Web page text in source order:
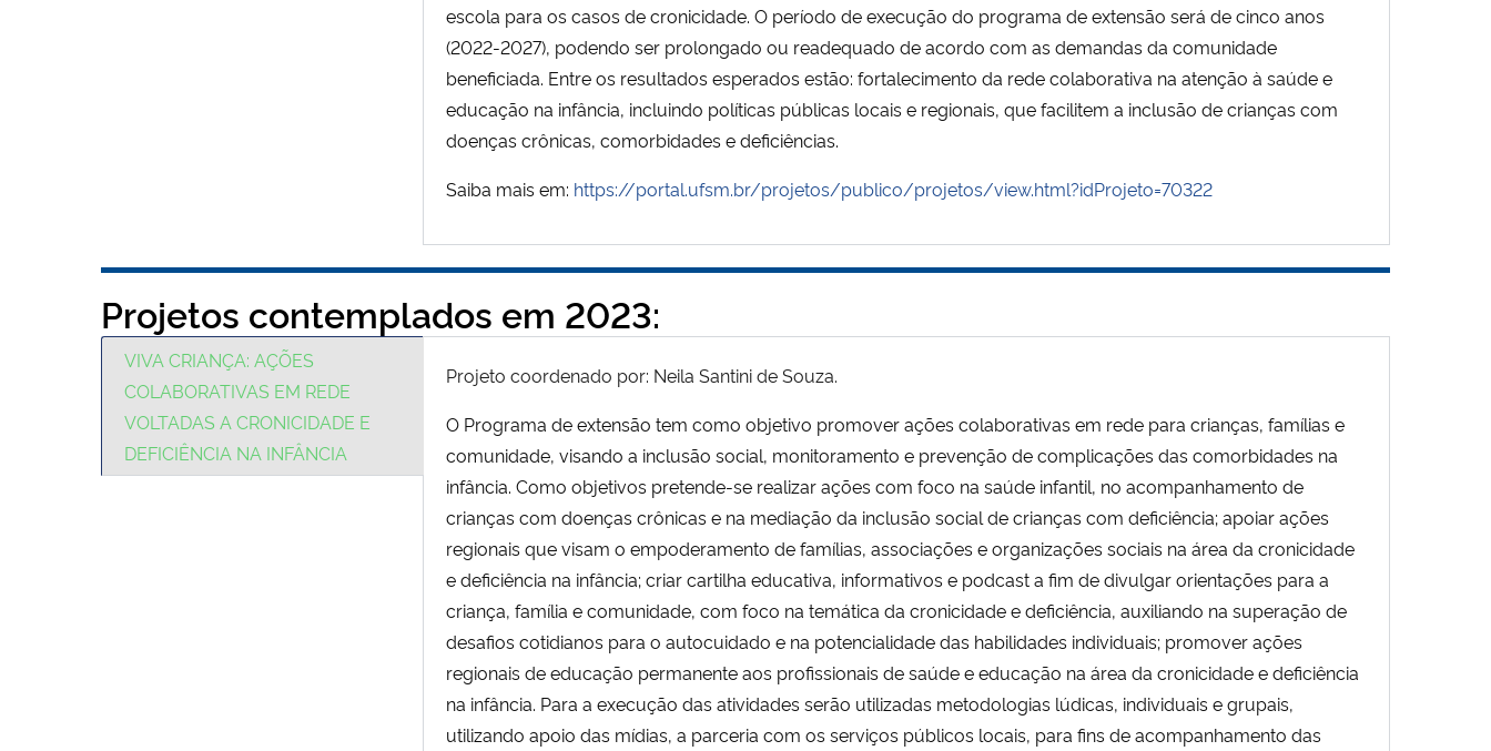
escola para os casos de cronicidade. O período de execução do programa de extensão será de cinco anos
(2022-2027), podendo ser prolongado ou readequado de acordo com as demandas da comunidade
beneficiada. Entre os resultados esperados estão: fortalecimento da rede colaborativa na atenção à saúde e
educação na infância, incluindo políticas públicas locais e regionais, que facilitem a inclusão de crianças com
doenças crônicas, comorbidades e deficiências.
Saiba mais em: https://portal.ufsm.br/projetos/publico/projetos/view.html?idProjeto=70322
Projetos contemplados em 2023:
VIVA CRIANÇA: AÇÕES
COLABORATIVAS EM REDE
VOLTADAS A CRONICIDADE E
DEFICIÊNCIA NA INFÂNCIA
Projeto coordenado por: Neila Santini de Souza.
O Programa de extensão tem como objetivo promover ações colaborativas em rede para crianças, famílias e
comunidade, visando a inclusão social, monitoramento e prevenção de complicações das comorbidades na
infância. Como objetivos pretende-se realizar ações com foco na saúde infantil, no acompanhamento de
crianças com doenças crônicas e na mediação da inclusão social de crianças com deficiência; apoiar ações
regionais que visam o empoderamento de famílias, associações e organizações sociais na área da cronicidade
e deficiência na infância; criar cartilha educativa, informativos e podcast a fim de divulgar orientações para a
criança, família e comunidade, com foco na temática da cronicidade e deficiência, auxiliando na superação de
desafios cotidianos para o autocuidado e na potencialidade das habilidades individuais; promover ações
regionais de educação permanente aos profissionais de saúde e educação na área da cronicidade e deficiência
na infância. Para a execução das atividades serão utilizadas metodologias lúdicas, individuais e grupais,
utilizando apoio das mídias, a parceria com os serviços públicos locais, para fins de acompanhamento das